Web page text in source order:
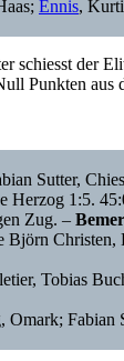
Ennis,
schiesst der
Punkten
Sutter,
Herzog 1:5.
Zug. –
Tobias